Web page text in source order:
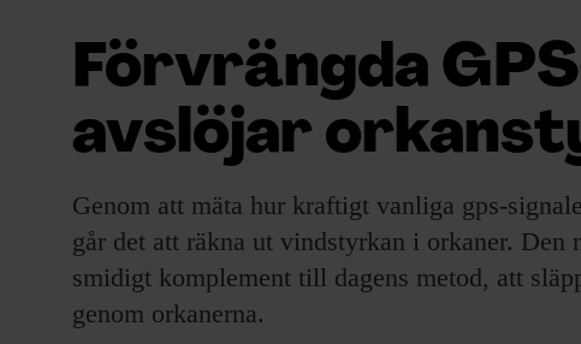
PRENUMERERA PÅ F&F
ANNONSERA I F&F
OM F&F
Förvrängda
avslöjar
Genom att mäta hur kraftigt vanliga gps-
går det att räkna ut vindstyrkan i orkaner. Den
smidigt komplement till dagens metod, att
genom orkanerna.